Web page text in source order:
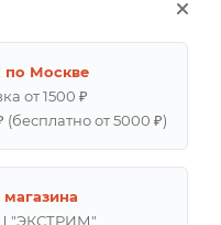
по Москве
от 1500 ₽
от 5000 ₽)
"ЭКСТРИМ"